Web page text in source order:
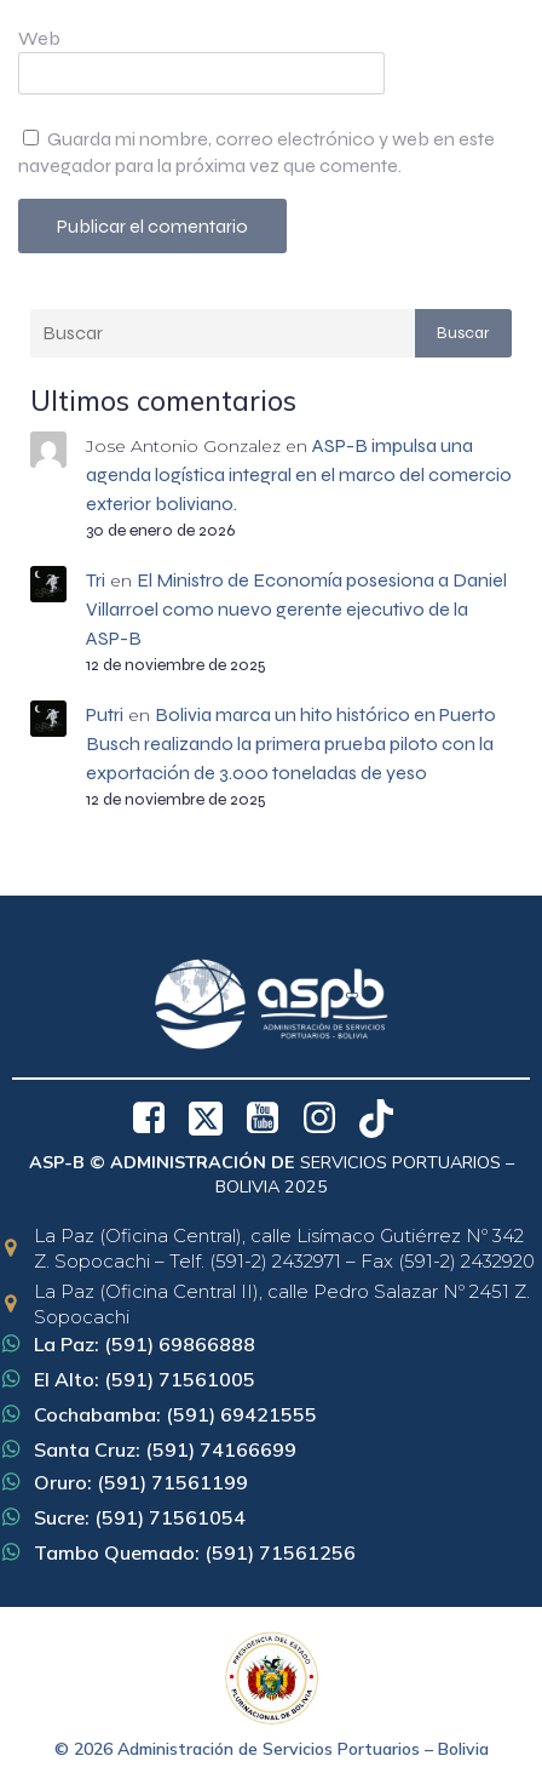
Web
Guarda mi nombre, correo electrónico y web en este
navegador para la próxima vez que comente.
Buscar
Ultimos comentarios
Jose Antonio Gonzalezen ASP-B impulsa una
agenda logística integral en el marco del comercio
exterior boliviano.
30 de enero de 2026
Tri en El Ministro de Economía posesiona a Daniel
Villarroel como nuevo gerente ejecutivo de la
ASP-B
12 de noviembre de 2025
Putri en Bolivia marca un hito histórico en Puerto
Busch realizando la primera prueba piloto con la
exportación de 3.000 toneladas de yeso
12 de noviembre de 2025
ASP-B © ADMINISTRACIÓN DE SERVICIOS PORTUARIOS –
BOLIVIA 2025
La Paz (Oficina Central), calle Lisímaco Gutiérrez Nº 342
Z. Sopocachi – Telf. (591-2) 2432971 – Fax (591-2) 2432920
La Paz (Oficina Central II), calle Pedro Salazar Nº 2451 Z.
Sopocachi
La Paz: (591) 69866888
El Alto: (591) 71561005
Cochabamba: (591) 69421555
Santa Cruz: (591) 74166699
Oruro: (591) 71561199
Sucre: (591) 71561054
Tambo Quemado: (591) 71561256
© 2026 Administración de Servicios Portuarios – Bolivia